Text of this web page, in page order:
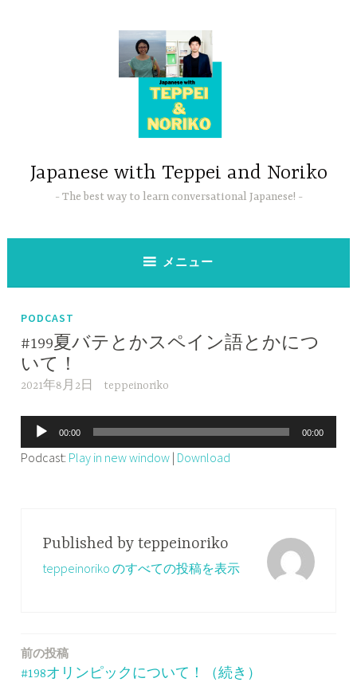
Japanese with Teppei and Noriko
The best way to learn conversational Japanese!
メニュー
PODCAST
#199夏バテとかスペイン語とかにつ
いて！
2021年8月2日 teppeinoriko
声
プ
00:00 00:00
Podcast: Play in new window | Download
Published by teppeinoriko
teppeinoriko のすべての投稿を表示
投
前の投稿
#198オリンピックについて！（続き）